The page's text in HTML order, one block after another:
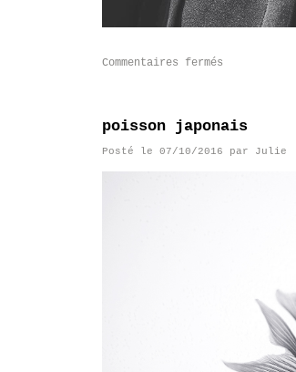
Commentaires fermés
poisson japonais
Posté le 07/10/2016 par Julie